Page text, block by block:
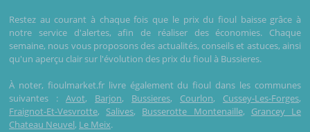
Restez au courant à chaque fois que le prix du fioul baisse grâce à
notre service d'alertes, afin de réaliser des économies. Chaque
semaine, nous vous proposons des actualités, conseils et astuces, ainsi
qu'un aperçu clair sur l'évolution des prix du fioul à Bussieres.
À noter, fioulmarket.fr livre également du fioul dans les communes
suivantes : Avot, Barjon, Bussieres, Courlon, Cussey-Les-Forges,
Fraignot-Et-Vesvrotte, Salives, Busserotte Montenaille, Grancey Le
Chateau Neuvel, Le Meix.